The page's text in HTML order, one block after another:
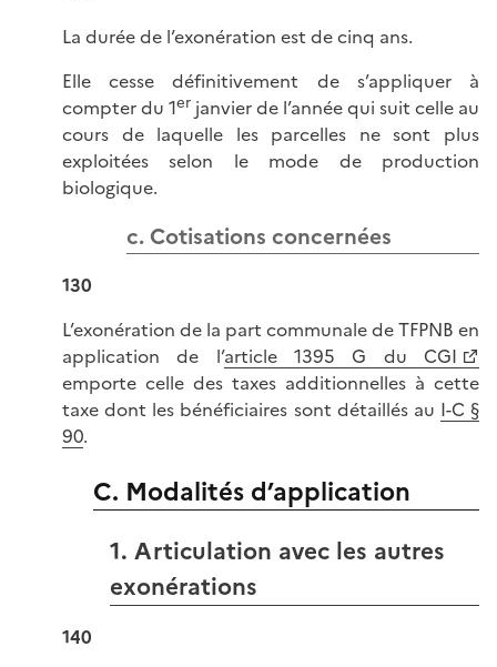
La durée de l’exonération est de cinq ans.
Elle cesse définitivement de s’appliquer à
compter du 1er janvier de l’année qui suit celle au
cours de laquelle les parcelles ne sont plus
exploitées selon le mode de production
biologique.
c. Cotisations concernées
130
L’exonération de la part communale de TFPNB en
application de l’article 1395 G du CGI
emporte celle des taxes additionnelles à cette
taxe dont les bénéficiaires sont détaillés au I-C §
90.
C. Modalités d’application
1. Articulation avec les autres
exonérations
140